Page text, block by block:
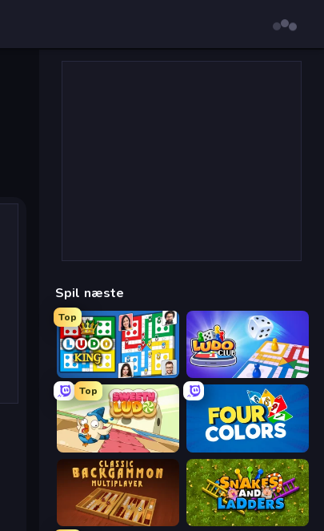
Spil næste
Top
Ludo King Ludo Club
Top
Sweety Ludo
Backgammon Online Snakes and Ladders